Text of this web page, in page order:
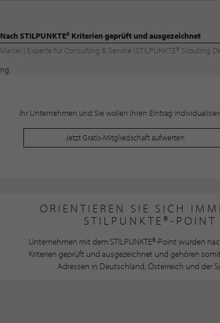
Nach STILPUNKTE® Kriterien geprüft und ausgezeichnet
Marcel | Experte für Consulting & Service (STILPUNKTE® Scouting
Ihr Unternehmen und Sie wollen Ihren Eintrag
Jetzt Gratis-Mitgliedschaft aufwerten
ORIENTIEREN SIE SICH
STILPUNKTE®-POINT
Unternehmen mit dem STILPUNKTE®-Point wurden
Kriterien geprüft und ausgezeichnet und gehören
Adressen in Deutschland, Österreich und der